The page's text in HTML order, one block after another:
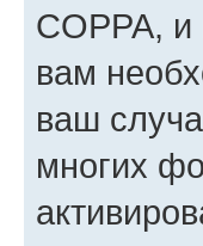
COPPA,
вам
ваш
многих